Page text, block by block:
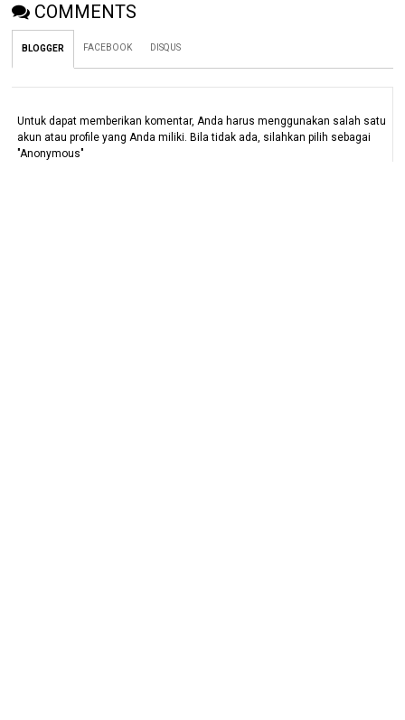
COMMENTS
BLOGGER FACEBOOK DISQUS
Untuk dapat memberikan komentar, Anda harus menggunakan salah satu
akun atau profile yang Anda miliki. Bila tidak ada, silahkan pilih sebagai
"Anonymous"